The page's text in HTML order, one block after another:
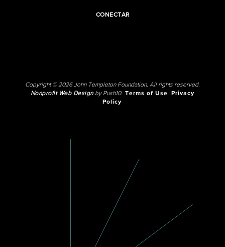
CONECTAR
Copyright © 2026 John Templeton Foundation. All rights reserved.
Nonprofit Web Designby Push10. Terms of Use
Privacy
Policy